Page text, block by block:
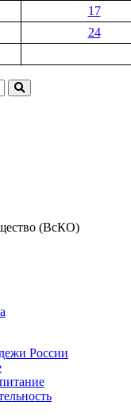
17
24
(ВсКО)
России